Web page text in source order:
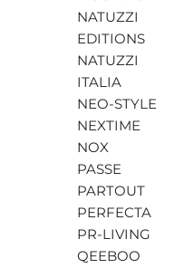
NATUZZI
EDITIONS
NATUZZI
ITALIA
NEO-STYLE
NEXTIME
NOX
PASSE
PARTOUT
PERFECTA
PR-LIVING
QEEBOO